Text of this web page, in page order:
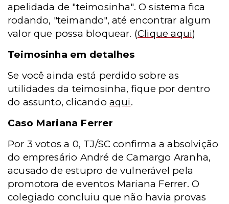
apelidada de "teimosinha". O sistema fica
rodando, "teimando", até encontrar algum
valor que possa bloquear. (Clique aqui)
Teimosinha em detalhes
Se você ainda está perdido sobre as
utilidades da teimosinha, fique por dentro
do assunto, clicando aqui.
Caso Mariana Ferrer
Por 3 votos a 0, TJ/SC confirma a absolvição
do empresário André de Camargo Aranha,
acusado de estupro de vulnerável pela
promotora de eventos Mariana Ferrer. O
colegiado concluiu que não havia provas